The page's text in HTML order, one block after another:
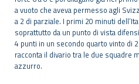
a vuoto che aveva permesso agli
a 2 di parziale. I primi 20 minuti
soprattutto da un punto di vista
4 punti in un secondo quarto vinto di
racconta il divario tra le due squadre
azzurro.